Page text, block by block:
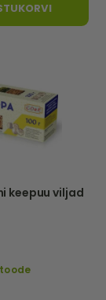
keepuu viljad